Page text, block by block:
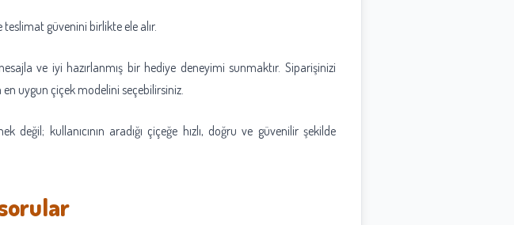
teslimat güvenini birlikte ele alır.
ve iyi hazırlanmış bir hediye deneyimi sunmaktır. Siparişinizi
uygun çiçek modelini seçebilirsiniz.
değil; kullanıcının aradığı çiçeğe hızlı, doğru ve güvenilir şekilde